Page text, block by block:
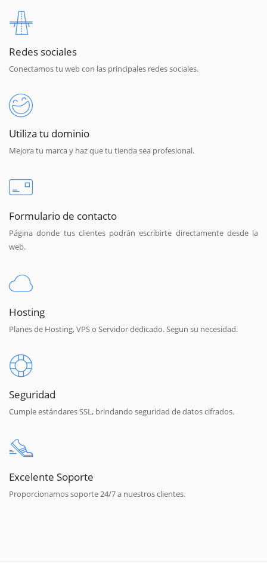
Redes sociales
Conectamos tu web con las principales redes sociales.
Utiliza tu dominio
Mejora tu marca y haz que tu tienda sea profesional.
Formulario de contacto
Página donde tus clientes podrán escribirte directamente desde la
web.
Hosting
Planes de Hosting, VPS o Servidor dedicado. Segun su necesidad.
Seguridad
Cumple estándares SSL, brindando seguridad de datos cifrados.
Excelente Soporte
Proporcionamos soporte 24/7 a nuestros clientes.